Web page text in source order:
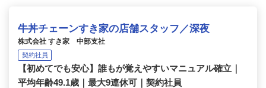
牛丼チェーンすき家の店舗スタッフ／深夜
株式会社 すき家 中部支社
契約社員
【初めてでも安心】誰もが覚えやすいマニュアル確立｜
平均年齢49.1歳｜最大9連休可｜契約社員